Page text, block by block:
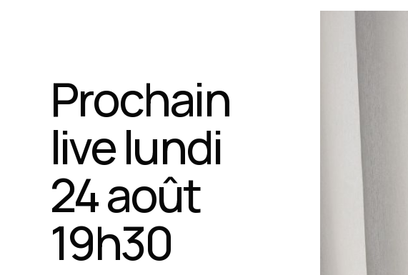
Prochain
live lundi
24 août
19h30